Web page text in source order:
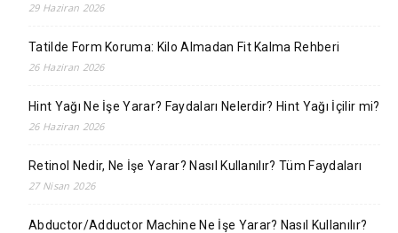
29 Haziran 2026
Tatilde Form Koruma: Kilo Almadan Fit Kalma Rehberi
26 Haziran 2026
Hint Yağı Ne İşe Yarar? Faydaları Nelerdir? Hint Yağı İçilir mi?
26 Haziran 2026
Retinol Nedir, Ne İşe Yarar? Nasıl Kullanılır? Tüm Faydaları
27 Nisan 2026
Abductor/Adductor Machine Ne İşe Yarar? Nasıl Kullanılır?